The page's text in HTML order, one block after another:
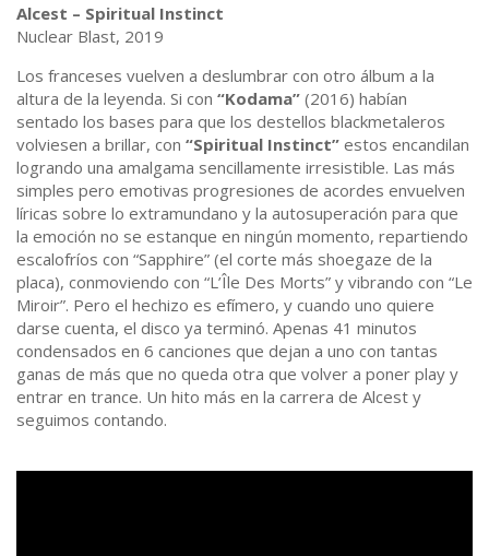
Alcest – Spiritual Instinct
Nuclear Blast, 2019
Los franceses vuelven a deslumbrar con otro álbum a la
altura de la leyenda. Si con “Kodama” (2016) habían
sentado los bases para que los destellos blackmetaleros
volviesen a brillar, con “Spiritual Instinct” estos encandilan
logrando una amalgama sencillamente irresistible. Las más
simples pero emotivas progresiones de acordes envuelven
líricas sobre lo extramundano y la autosuperación para que
la emoción no se estanque en ningún momento, repartiendo
escalofríos con “Sapphire” (el corte más shoegaze de la
placa), conmoviendo con “L’Île Des Morts” y vibrando con “Le
Miroir”. Pero el hechizo es efímero, y cuando uno quiere
darse cuenta, el disco ya terminó. Apenas 41 minutos
condensados en 6 canciones que dejan a uno con tantas
ganas de más que no queda otra que volver a poner play y
entrar en trance. Un hito más en la carrera de Alcest y
seguimos contando.